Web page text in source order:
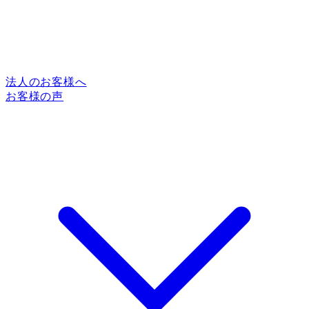
法人のお客様へ
お客様の声